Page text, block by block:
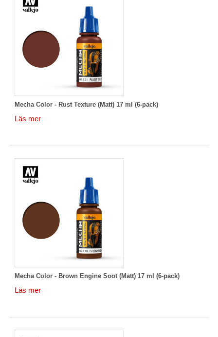
Mecha Color - Rust Texture (Matt) 17 ml (6-pack)
Läs mer
Mecha Color - Brown Engine Soot (Matt) 17 ml (6-pack)
Läs mer